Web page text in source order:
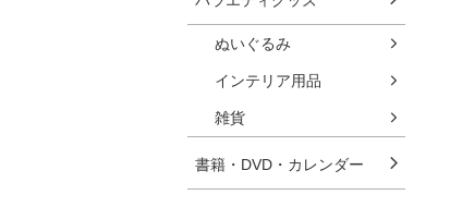
ぬいぐるみ
インテリア用品
雑貨
書籍・DVD・カレンダー